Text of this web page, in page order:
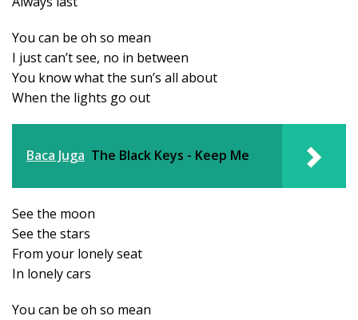
You can be oh so mean
I just can’t see, no in between
You know what the sun’s all about
When the lights go out
Baca Juga The Black Keys - Keep Me
See the moon
See the stars
From your lonely seat
In lonely cars
You can be oh so mean